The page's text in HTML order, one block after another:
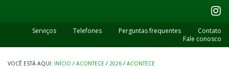
Serviços Telefones Perguntas frequentes
Contato
Fale conosco
INÍCIO / ACONTECE / 2026 / ACONTECE